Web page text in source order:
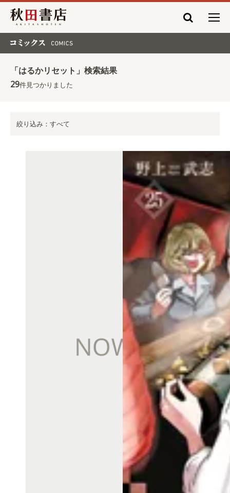
秋田書店
「はるかリセット」検索結果
29件見つかりました
絞り込み：すべて